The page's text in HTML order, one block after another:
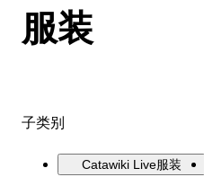
服装
子类别
Catawiki Live服装